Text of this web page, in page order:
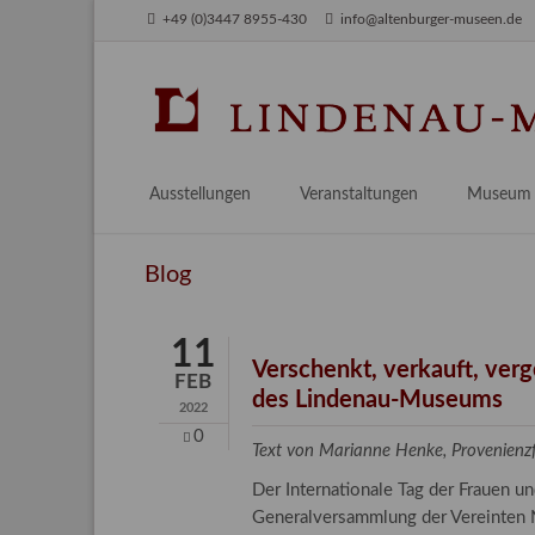
+49 (0)3447 8955-430 info@altenburger-museen.de
Ausstellungen
Aktuell
Veranstaltungen Museum
Digitales
Team
Blog
11
FEB
2022
0
Verschenkt, verkauft,
des Lindenau-Museums
Text von Marianne Henke,
Der Internationale Tag der Frauen
Generalversammlung der